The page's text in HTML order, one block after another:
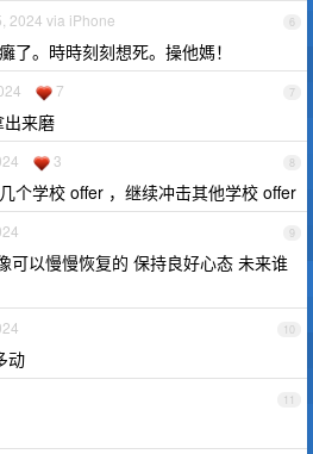
6
2024 via iPhone
了。時時刻刻想死。操他媽！
7
7
出来磨
8
3
个学校 offer ，继续冲击其他学校 offer
9
可以慢慢恢复的 保持良好心态 未来谁
10
动
11